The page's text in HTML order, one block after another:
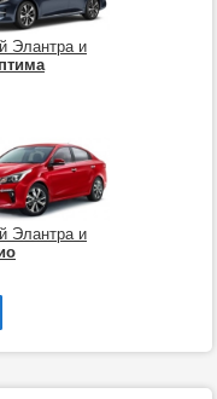
Элантра и
Элантра и